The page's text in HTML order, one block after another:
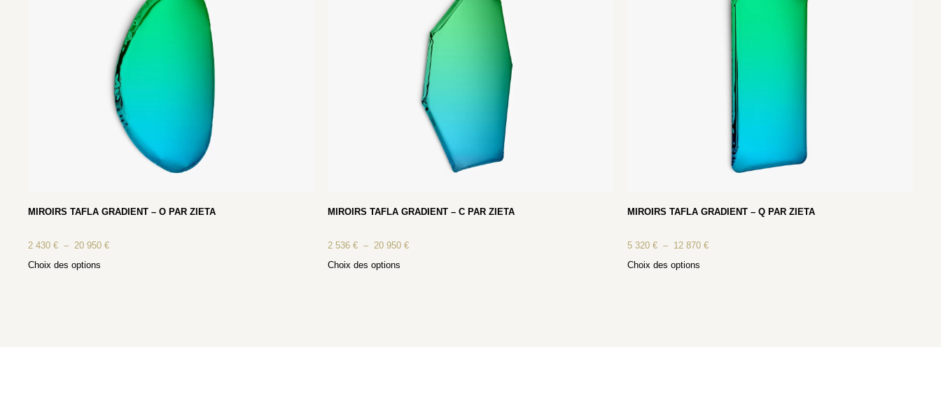
MIROIRS TAFLA GRADIENT – O PAR ZIETA
2 430€ – 20 950€
Choix des options
MIROIRS TAFLA GRADIENT – C PAR ZIETA
2 536€ – 20 950€
Choix des options
MIROIRS TAFLA GRADIENT – Q PAR ZIETA
5 320 € – 12 870 €
Choix des options